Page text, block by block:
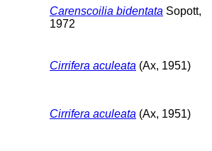
Carenscoilia bidentata Sopott,
1972
Cirrifera aculeata (Ax, 1951)
Cirrifera aculeata (Ax, 1951)